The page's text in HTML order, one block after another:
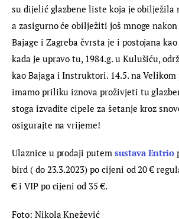
su dijelić glazbene liste koja je obilježila
a zasigurno će obilježiti još mnoge nakon
Bajage i Zagreba čvrsta je i postojana
kada je upravo tu, 1984.g. u Kulušiću,
kao Bajaga i Instruktori. 14.5. na Velikom
imamo priliku iznova proživjeti tu
stoga izvadite cipele za šetanje kroz
osigurajte na vrijeme!
Ulaznice u prodaji putem sustava Entrio
bird ( do 23.3.2023) po cijeni od 20 €
€ i VIP po cijeni od 35 €.
Foto: Nikola Knežević